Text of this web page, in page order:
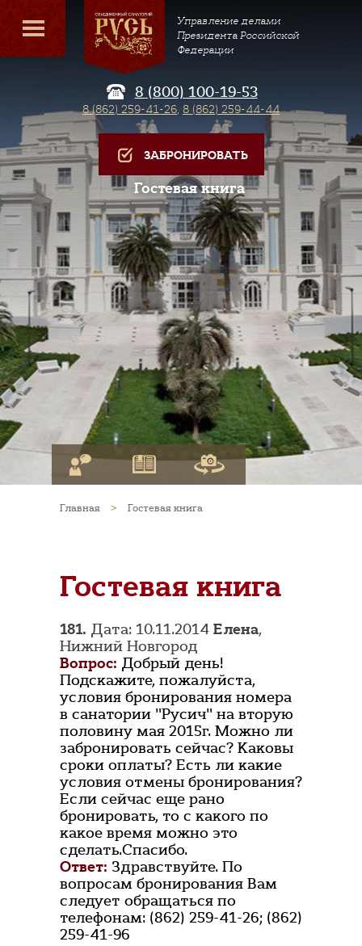
Управление делами
Президента Российской
Федерации
8 (800) 100-19-53
8 (862) 259-41-26, 8 (862) 259-44-44
ЗАБРОНИРОВАТЬ
Гостевая книга
Главная > Гостевая книга
Гостевая книга
181. Дата: 10.11.2014 Елена,
Нижний Новгород
Вопрос: Добрый день!
Подскажите, пожалуйста,
условия бронирования номера
в санатории "Русич" на вторую
половину мая 2015г. Можно ли
забронировать сейчас? Каковы
сроки оплаты? Есть ли какие
условия отмены бронирования?
Если сейчас еще рано
бронировать, то с какого по
какое время можно это
сделать.Спасибо.
Ответ: Здравствуйте. По
вопросам бронирования Вам
следует обращаться по
телефонам: (862) 259-41-26; (862)
259-41-96